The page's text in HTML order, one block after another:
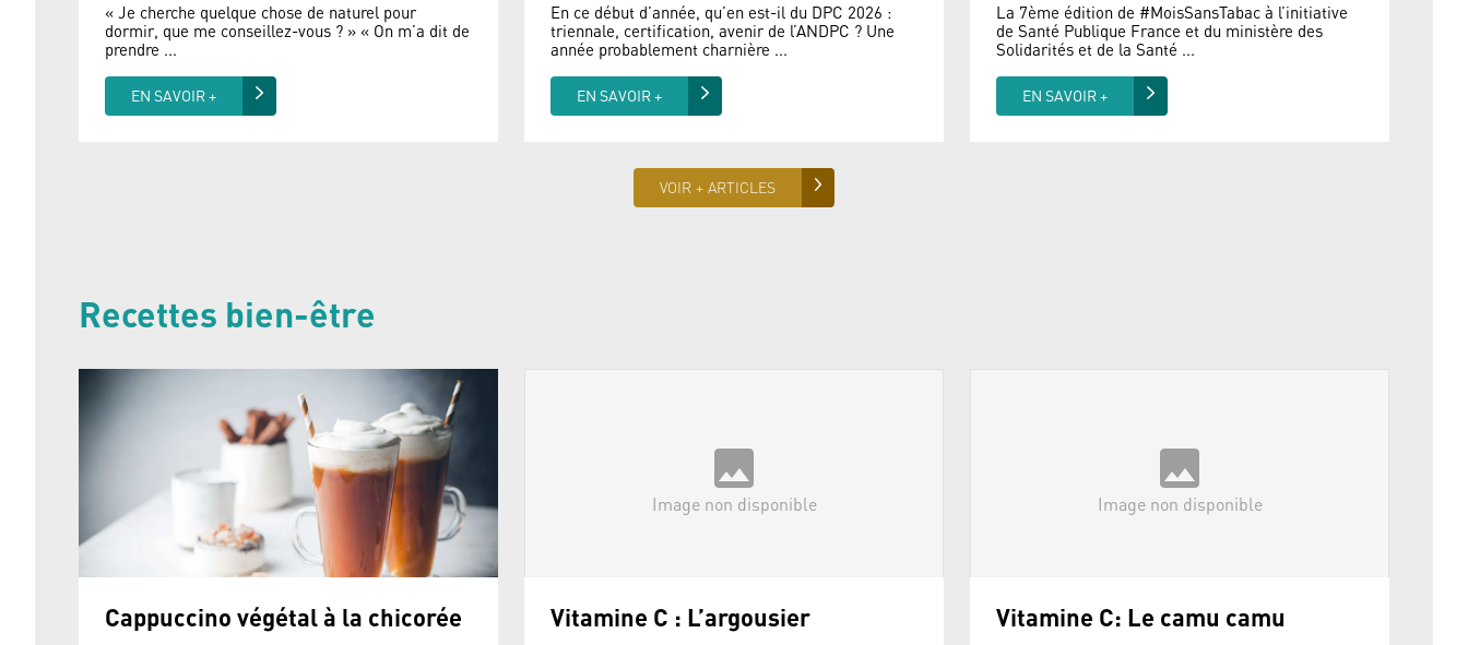
« Je cherche quelque chose de naturel pour
dormir, que me conseillez-vous ? » « On m’a dit de
prendre ...
EN SAVOIR +
En ce début d’année, qu’en est-il du DPC 2026 :
triennale, certification, avenir de l’ANDPC ? Une
année probablement charnière ...
EN SAVOIR +
La 7ème édition de #MoisSansTabac à l’initiative
de Santé Publique France et du ministère des
Solidarités et de la Santé ...
EN SAVOIR +
VOIR + ARTICLES
Recettes bien-être
Cappuccino végétal à la chicorée
Image non disponible
Vitamine C : L’argousier
Image non disponible
Vitamine C: Le camu camu